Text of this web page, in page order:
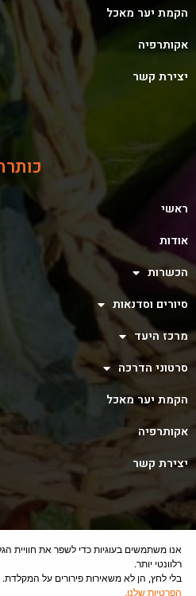
הקמת יער מאכל
אקותרפיה
יצירת קשר
ראשי
אודות
הכשרות
סיורים וסדנאות
מרכז היעד
סרטוני הדרכה
הקמת יער מאכל
אקותרפיה
יצירת קשר
Are Reserved
אנו משתמשים בעוגיות כדי לשפר את חוויית
רלוונטי יותר.
בלי לחץ, הן לא משאירות פירורים על המקלדת.
הפרטיות שלנו.